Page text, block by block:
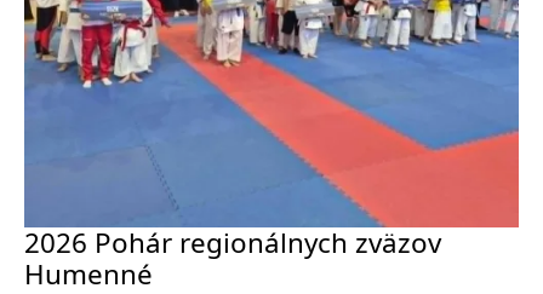
2026 Pohár regionálnych zväzov
Humenné